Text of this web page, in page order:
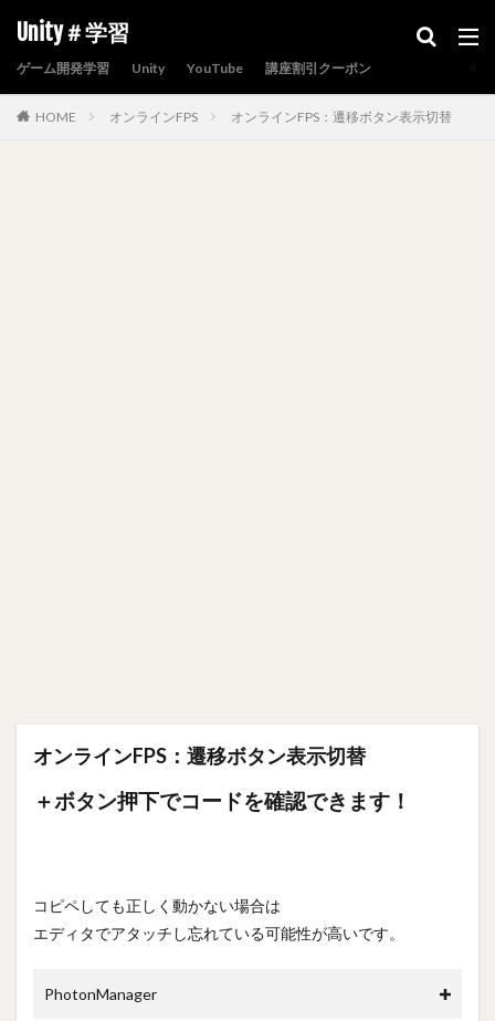
Unity＃学習
ゲーム開発学習 Unity YouTube 講座割引クーポン
HOME オンラインFPS オンラインFPS：遷移ボタン表示切替
オンラインFPS：遷移ボタン表示切替
＋ボタン押下でコードを確認できます！
コピペしても正しく動かない場合は
エディタでアタッチし忘れている可能性が高いです。
PhotonManager